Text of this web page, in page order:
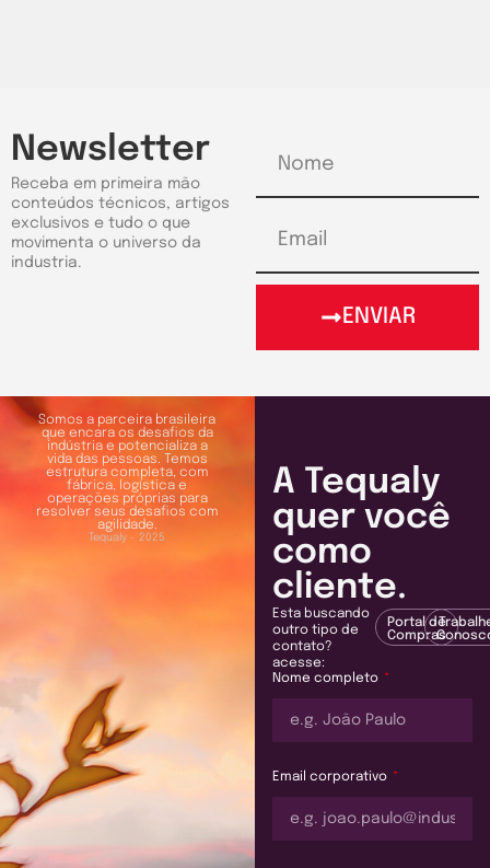
Newsletter
Receba em primeira mão
conteúdos técnicos, artigos
exclusivos e tudo o que
movimenta o universo da
industria.
ENVIAR
Somos a parceira brasileira
que encara os desafios da
indústria e potencializa a
vida das pessoas. Temos
estrutura completa, com
fábrica, logística e
operações próprias para
resolver seus desafios com
agilidade.
Tequaly - 2025
A Tequaly
quer você
como
cliente.
Esta buscando
outro tipo de
contato?
acesse:
Portal de
Compras
Nome completo
Email corporativo